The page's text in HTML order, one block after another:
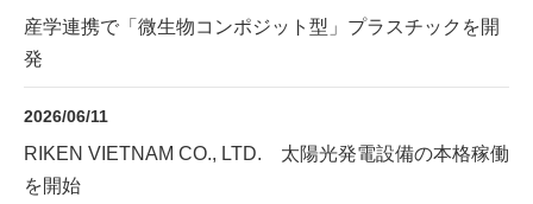
産学連携で「微生物コンポジット型」プラスチックを開
発
2026/06/11
RIKEN VIETNAM CO., LTD. 太陽光発電設備の本格稼働
を開始